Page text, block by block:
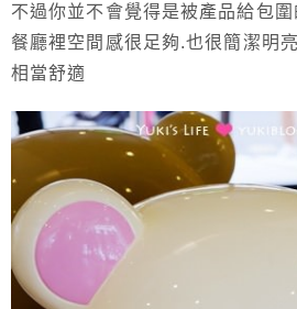
不過你並不會覺得是被產品給包圍
餐廳裡空間感很足夠.也很簡潔明亮
相當舒適